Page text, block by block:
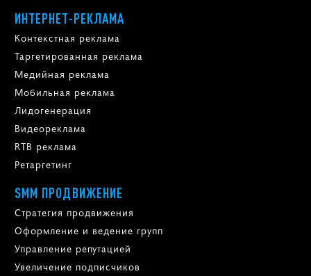
ИНТЕРНЕТ-РЕКЛАМА
Контекстная реклама
Таргетированная реклама
Медийная реклама
Мобильная реклама
Лидогенерация
Видеореклама
RTB реклама
Ретаргетинг
SMM ПРОДВИЖЕНИЕ
Стратегия продвижения
Оформление и ведение групп
Управление репутацией
Увеличение подписчиков